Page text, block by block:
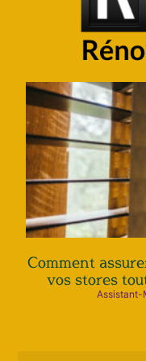
Comment
vos stores
Assistant-